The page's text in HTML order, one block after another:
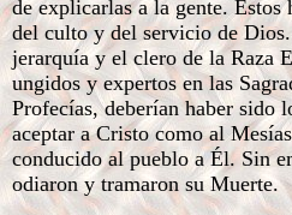
de explicarlas a la gente. Estos
del culto y del servicio de
jerarquía y el clero de la Raza
ungidos y expertos en las
Profecías, deberían haber sido
aceptar a Cristo como al
conducido al pueblo a Él. Sin
odiaron y tramaron su Muerte.